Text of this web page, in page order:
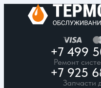
+7 499
Ремонт
+7 925
Запчасти